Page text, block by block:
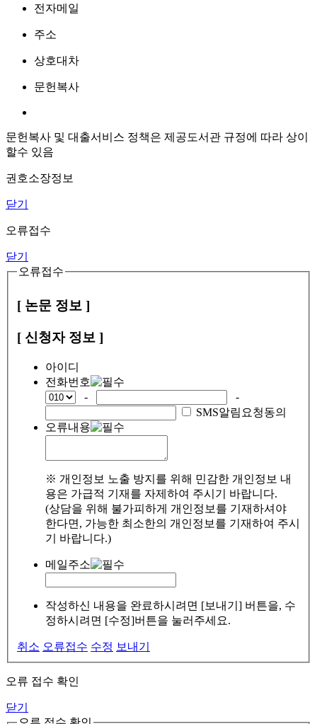
전자메일
주소
상호대차
문헌복사
문헌복사 및 대출서비스 정책은 제공도서관 규정에 따라 상이
할수 있음
권호소장정보
닫기
오류접수
닫기
오류접수
[ 논문 정보 ]
[ 신청자 정보 ]
아이디
전화번호
-
-
SMS알림요청동의
오류내용
※ 개인정보 노출 방지를 위해 민감한 개인정보 내
용은 가급적 기재를 자제하여 주시기 바랍니다.
(상담을 위해 불가피하게 개인정보를 기재하셔야
한다면, 가능한 최소한의 개인정보를 기재하여 주시
기 바랍니다.)
메일주소
작성하신 내용을 완료하시려면 [보내기] 버튼을, 수
정하시려면 [수정]버튼을 눌러주세요.
취소 오류접수 수정 보내기
오류 접수 확인
닫기